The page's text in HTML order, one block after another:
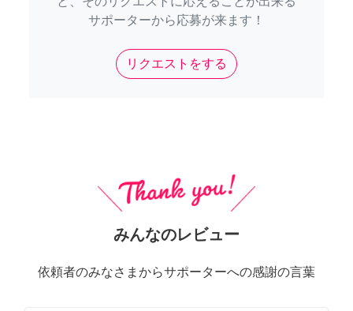
サポーターから応募が来ます！
リクエストをする
みんなのレビュー
依頼者のみなさまからサポーターへの感謝の言葉